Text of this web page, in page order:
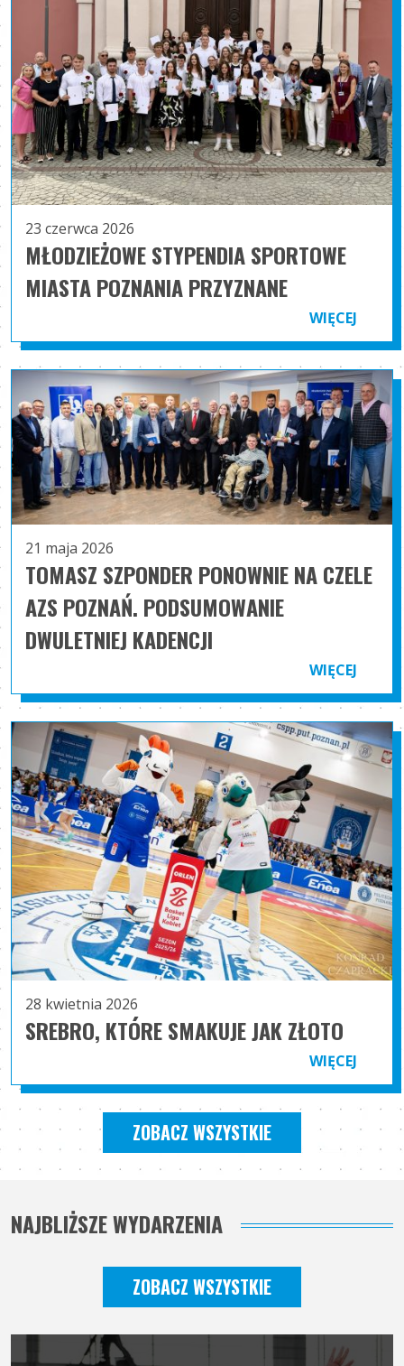
23 czerwca 2026
MŁODZIEŻOWE STYPENDIA SPORTOWE
MIASTA POZNANIA PRZYZNANE
WIĘCEJ
21 maja 2026
TOMASZ SZPONDER PONOWNIE NA CZELE
AZS POZNAŃ. PODSUMOWANIE
DWULETNIEJ KADENCJI
WIĘCEJ
28 kwietnia 2026
SREBRO, KTÓRE SMAKUJE JAK ZŁOTO
WIĘCEJ
ZOBACZ WSZYSTKIE
NAJBLIŻSZE WYDARZENIA
ZOBACZ WSZYSTKIE